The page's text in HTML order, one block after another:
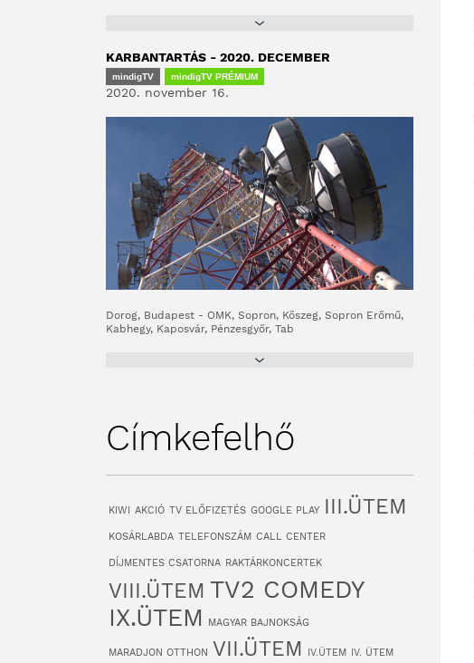
KARBANTARTÁS - 2020. DECEMBER
mindigTV mindigTV PRÉMIUM
2020. november 16.
Dorog, Budapest - OMK, Sopron, Kőszeg, Sopron Erőmű,
Kabhegy, Kaposvár, Pénzesgyőr, Tab
Címkefelhő
KIWI AKCIÓ TV ELŐFIZETÉS GOOGLE PLAY III.ÜTEM
KOSÁRLABDA TELEFONSZÁM CALL CENTER
DÍJMENTES CSATORNA RAKTÁRKONCERTEK
VIII.ÜTEM TV2 COMEDY
IX.ÜTEM
MAGYAR BAJNOKSÁG
MARADJON OTTHON VII.ÜTEM IV.ÜTEM IV. ÜTEM